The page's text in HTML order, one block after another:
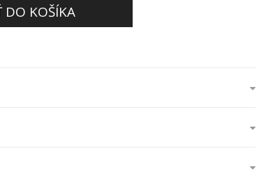
DO KOŠÍKA